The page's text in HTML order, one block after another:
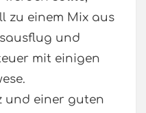
zu einem Mix aus
und
mit einigen
und einer guten